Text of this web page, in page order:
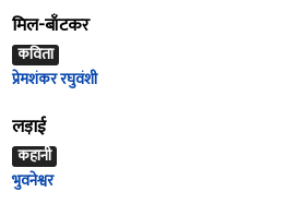
मिल-बाँटकर
कविता
प्रेमशंकर रघुवंशी
लड़ाई
कहानी
भुवनेश्वर